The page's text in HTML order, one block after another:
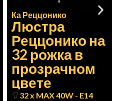
Ка Реццонико
Люстра
Реццонико на
32 рожка в
прозрачном
цвете
32 x MAX 40W - E14